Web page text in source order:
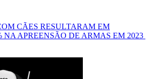
CÃES RESULTARAM EM
NA APREENSÃO DE ARMAS EM 2023